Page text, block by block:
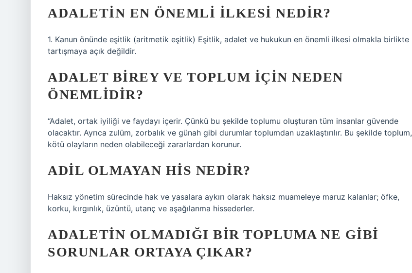
ADALETIN EN ÖNEMLI ILKESI NEDIR?
1. Kanun önünde eşitlik (aritmetik eşitlik) Eşitlik, adalet ve hukukun en önemli ilkesi olmakla birlikte
tartışmaya açık değildir.
ADALET BIREY VE TOPLUM IÇIN NEDEN
ÖNEMLIDIR?
“Adalet, ortak iyiliği ve faydayı içerir. Çünkü bu şekilde toplumu oluşturan tüm insanlar güvende
olacaktır. Ayrıca zulüm, zorbalık ve günah gibi durumlar toplumdan uzaklaştırılır. Bu şekilde toplum,
kötü olayların neden olabileceği zararlardan korunur.
ADIL OLMAYAN HIS NEDIR?
Haksız yönetim sürecinde hak ve yasalara aykırı olarak haksız muameleye maruz kalanlar; öfke,
korku, kırgınlık, üzüntü, utanç ve aşağılanma hissederler.
ADALETIN OLMADIĞI BIR TOPLUMA NE GIBI
SORUNLAR ORTAYA ÇIKAR?